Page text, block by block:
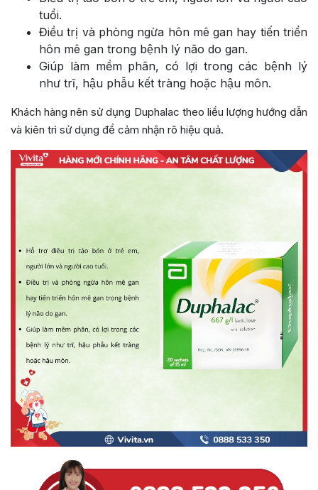
tuổi.
Điều trị và phòng ngừa hôn mê gan hay tiến triển
hôn mê gan trong bệnh lý não do gan.
Giúp làm mềm phân, có lợi trong các bệnh lý
như trĩ, hậu phẫu kết tràng hoặc hậu môn.
Khách hàng nên sử dụng Duphalac theo liều lượng hướng dẫn
và kiên trì sử dụng để cảm nhận rõ hiệu quả.